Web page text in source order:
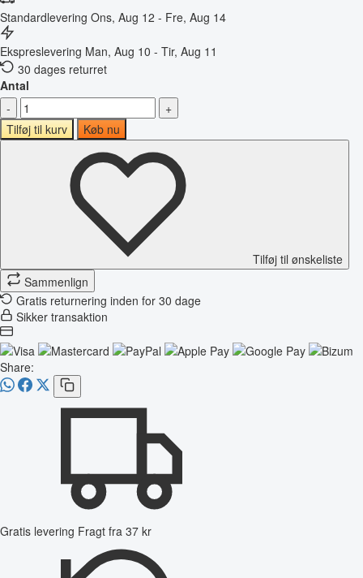
Standardlevering Ons, Aug 12 - Fre, Aug 14
Ekspreslevering Man, Aug 10 - Tir, Aug 11
30 dages returret
Antal
-
+
Tilføj til kurv
Køb nu
Tilføj til ønskeliste
Sammenlign
Gratis returnering inden for 30 dage
Sikker transaktion
Share:
Gratis levering Fragt fra 37 kr